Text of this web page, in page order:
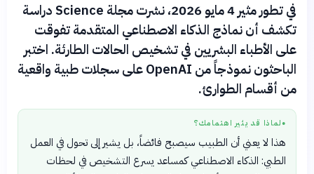
في تطور مثير 4 مايو 2026، نشرت مجلة Science دراسة
تكشف أن نماذج الذكاء الاصطناعي المتقدمة تفوقت
على الأطباء البشريين في تشخيص الحالات الطارئة. اختبر
الباحثون نموذجاً من OpenAI على سجلات طبية واقعية
من أقسام الطوارئ.
● لماذا قد يثير اهتمامك؟
هذا لا يعني أن الطبيب سيصبح فائضاً، بل يشير إلى تحول في العمل
الطبي: الذكاء الاصطناعي كمساعد يسرع التشخيص في لحظات